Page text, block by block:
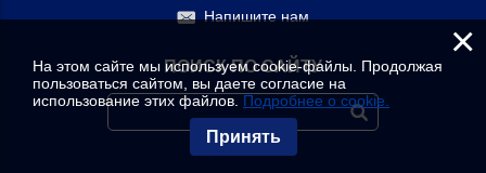
Напишите нам
ПОИСК ПО САЙТУ
×
На этом сайте мы используем cookie-файлы. Продолжая
пользоваться сайтом, вы даете согласие на
использование этих файлов. Подробнее о cookie.
Принять